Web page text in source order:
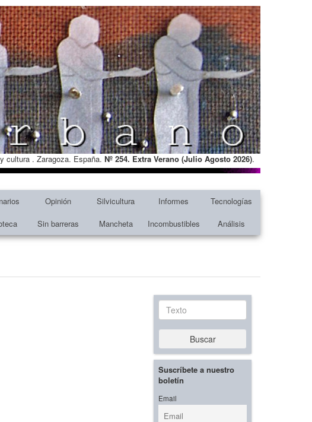
cultura . Zaragoza. España. Nº 254. Extra Verano (Julio Agosto 2026).
Opinión Silvicultura Informes
Tecnologías
Sin barreras Mancheta Incombustibles Análisis
Texto
Buscar
Suscríbete a nuestro
boletín
Email